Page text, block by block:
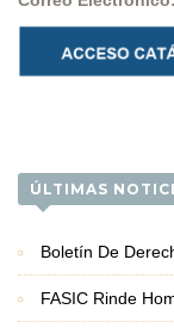
ÚLTIMAS
Boletín De
FASIC Rinde Homenaje A Alicia